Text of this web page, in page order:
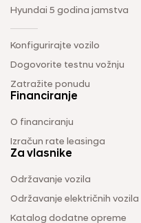
Hyundai 5 godina jamstva
Konfigurirajte vozilo
Dogovorite testnu vožnju
Zatražite ponudu
Financiranje
O financiranju
Izračun rate leasinga
Za vlasnike
Održavanje vozila
Održavanje električnih vozila
Katalog dodatne opreme